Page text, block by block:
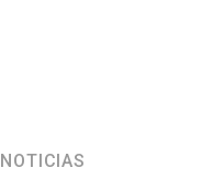
NOTICIAS